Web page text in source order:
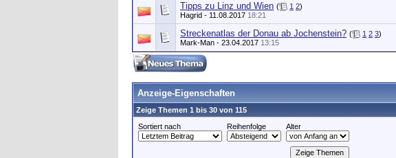
Tipps zu Linz und Wien ( 1 2)
Hagrid - 11.08.2017 18:21
Streckenatlas der Donau ab Jochenstein? ( 1 2 3)
Mark-Man - 23.04.2017 13:15
Anzeige-Eigenschaften
Zeige Themen 1 bis 30 von 115
Sortiert nach
Reihenfolge Alter